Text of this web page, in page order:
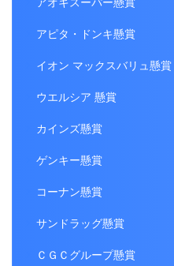
アピタ・ドンキ懸賞
イオン マックスバリュ懸賞
ウエルシア 懸賞
カインズ懸賞
ゲンキー懸賞
コーナン懸賞
サンドラッグ懸賞
ＣＧＣグループ懸賞